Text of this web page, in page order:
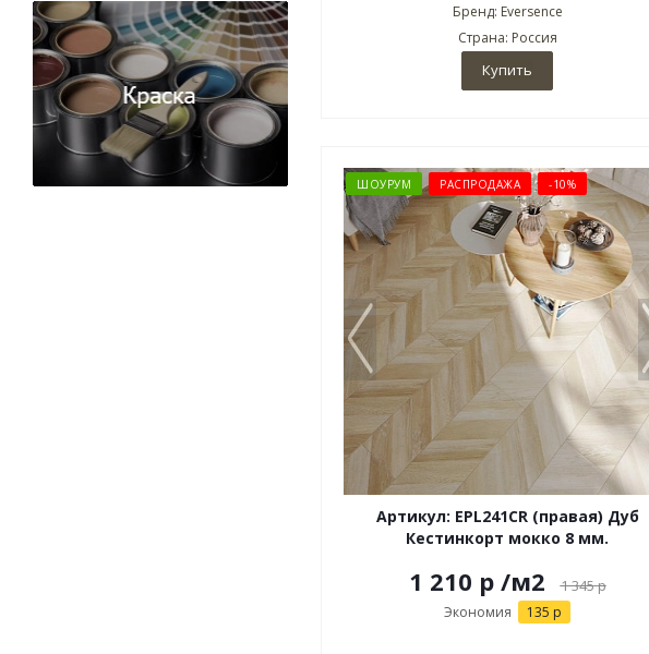
Бренд: Eversence
Страна: Россия
Купить
ШОУРУМ РАСПРОДАЖА -10%
Артикул: EPL241CR (правая) Дуб
Кестинкорт мокко 8 мм.
1 210 р /м2 1 345р
Экономия 135 р